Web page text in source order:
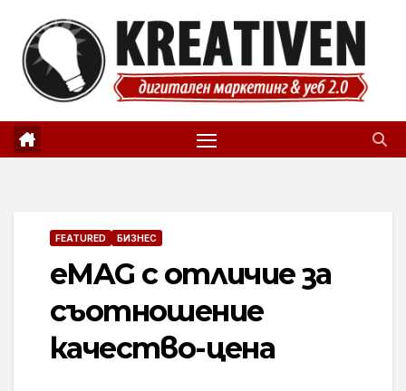
content
FEATURED БИЗНЕС
eMAG с отличие за
съотношение
качество-цена